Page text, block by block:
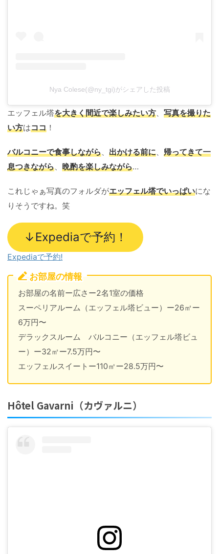
Nya Colese(@ny_tgi)がシェアした投稿
エッフェル塔を大きく間近で楽しみたい方、 写真を撮りた
い方はココ ！
バルコニーで食事しながら、 出かける前に、 帰ってきて一
息つきながら、 晩酌を楽しみながら…
これじゃぁ写真のフォルダがエッフェル塔でいっぱいにな
りそうですね。笑
↓Expediaで予約！
Expediaで予約!
お部屋の情報
お部屋の名前ー広さー2名1室の価格
スーペリアルーム（エッフェル塔ビュー）ー26㎡ー
6万円〜
デラックスルーム バルコニー（エッフェル塔ビュ
ー）ー32㎡ー7.5万円〜
エッフェルスイートー110㎡ー28.5万円〜
Hôtel Gavarni（カヴァルニ）